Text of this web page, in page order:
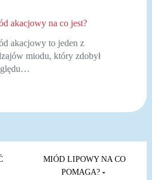
akacjowy na co jest?
akacjowy to jeden z
miodu, który zdobył
MIÓD LIPOWY NA CO
POMAGA?